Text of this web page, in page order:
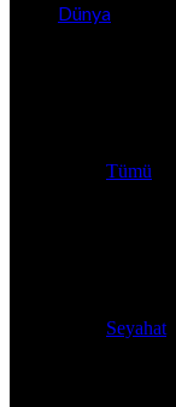
Dünya
Tümü
Seyahat